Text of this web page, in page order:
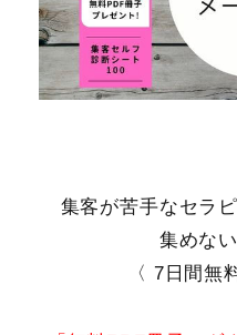
集客が苦手なセラ
集めな
〈 7日間無